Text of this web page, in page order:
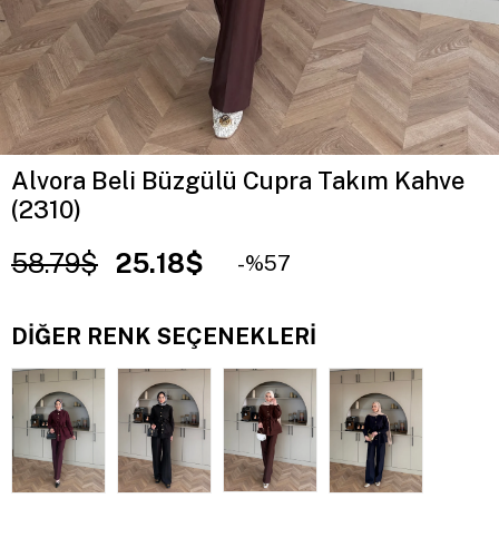
Alvora Beli Büzgülü Cupra Takım Kahve
(2310)
58.79$ 25.18$ 57
DIĞER RENK SEÇENEKLERI